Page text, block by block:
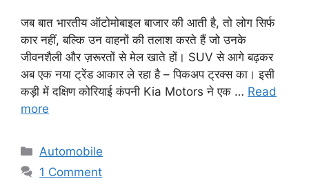
जब बात भारतीय ऑटोमोबाइल बाजार की आती है, तो लोग सिर्फ
कार नहीं, बल्कि उन वाहनों की तलाश करते हैं जो उनके
जीवनशैली और ज़रूरतों से मेल खाते हों। SUV से आगे बढ़कर
अब एक नया ट्रेंड आकार ले रहा है – पिकअप ट्रक्स का। इसी
कड़ी में दक्षिण कोरियाई कंपनी Kia Motors ने एक … Read
more
Categories
Automobile
1 Comment